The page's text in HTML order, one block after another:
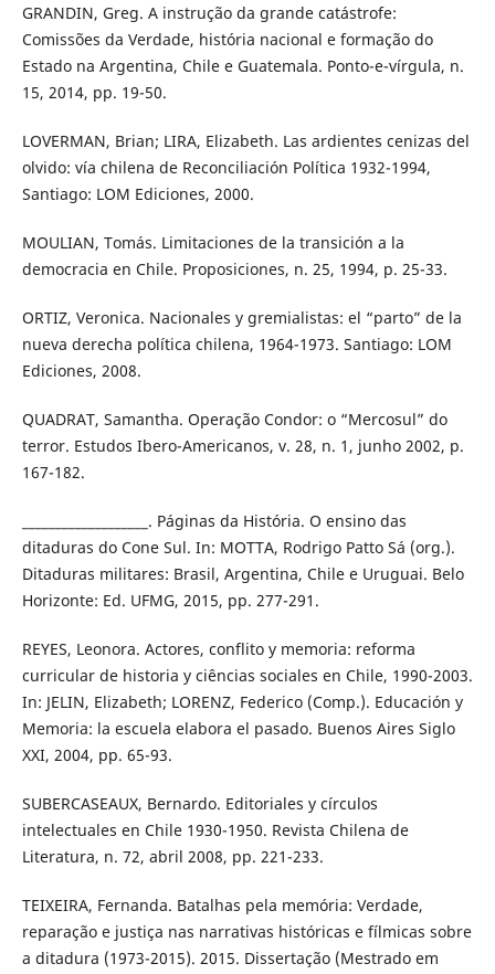
GRANDIN, Greg. A instrução da grande catástrofe:
Comissões da Verdade, história nacional e formação do
Estado na Argentina, Chile e Guatemala. Ponto-e-vírgula, n.
15, 2014, pp. 19-50.
LOVERMAN, Brian; LIRA, Elizabeth. Las ardientes cenizas del
olvido: vía chilena de Reconciliación Política 1932-1994,
Santiago: LOM Ediciones, 2000.
MOULIAN, Tomás. Limitaciones de la transición a la
democracia en Chile. Proposiciones, n. 25, 1994, p. 25-33.
ORTIZ, Veronica. Nacionales y gremialistas: el “parto” de la
nueva derecha política chilena, 1964-1973. Santiago: LOM
Ediciones, 2008.
QUADRAT, Samantha. Operação Condor: o “Mercosul” do
terror. Estudos Ibero-Americanos, v. 28, n. 1, junho 2002, p.
167-182.
___________________. Páginas da História. O ensino das
ditaduras do Cone Sul. In: MOTTA, Rodrigo Patto Sá (org.).
Ditaduras militares: Brasil, Argentina, Chile e Uruguai. Belo
Horizonte: Ed. UFMG, 2015, pp. 277-291.
REYES, Leonora. Actores, conflito y memoria: reforma
curricular de historia y ciências sociales en Chile, 1990-2003.
In: JELIN, Elizabeth; LORENZ, Federico (Comp.). Educación y
Memoria: la escuela elabora el pasado. Buenos Aires Siglo
XXI, 2004, pp. 65-93.
SUBERCASEAUX, Bernardo. Editoriales y círculos
intelectuales en Chile 1930-1950. Revista Chilena de
Literatura, n. 72, abril 2008, pp. 221-233.
TEIXEIRA, Fernanda. Batalhas pela memória: Verdade,
reparação e justiça nas narrativas históricas e fílmicas sobre
a ditadura (1973-2015). 2015. Dissertação (Mestrado em